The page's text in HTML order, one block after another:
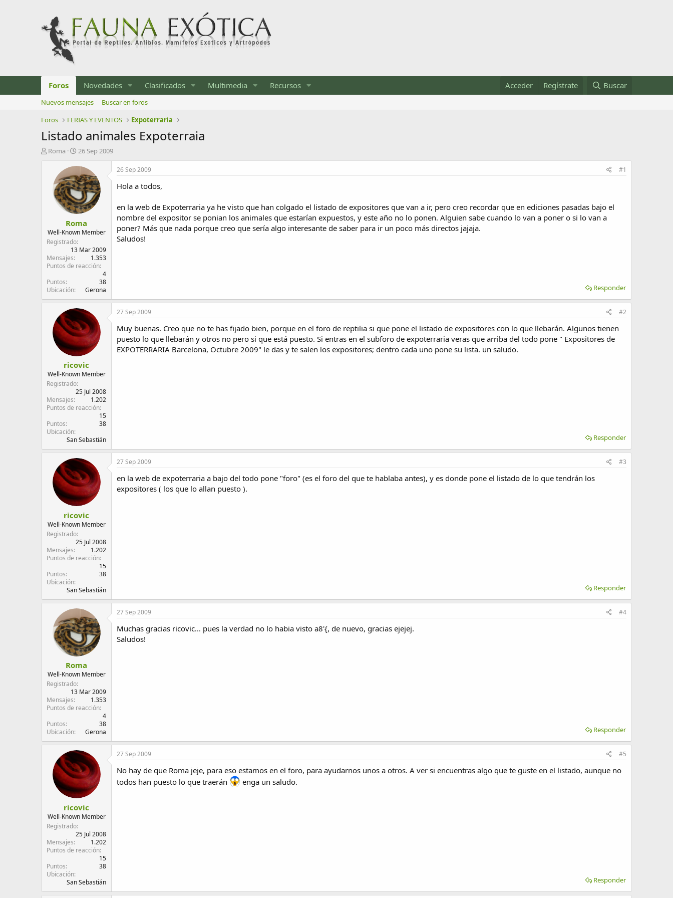
Foros Novedades Clasificados Multimedia Recursos Acceder Regístrate Buscar
Nuevos mensajes
Buscar en foros
Foros
FERIAS Y EVENTOS Expoterraria
Listado animales Expoterraia
I
d
e
t
e
a
Roma
F
c
h
a
d
e
i
n
i
c
26 Sep 2009
Roma
Well-Known Member
Registrado
13 Mar 2009
Mensajes
1.353
Puntos de reacción
4
Puntos
38
Ubicación
Gerona
26 Sep 2009 #1
Hola a todos,
en la web de Expoterraria ya he visto que han colgado el listado de expositores que van a ir, pero creo recordar que en ediciones pasadas bajo el
nombre del expositor se ponian los animales que estarían expuestos, y este año no lo ponen. Alguien sabe cuando lo van a poner o si lo van a
poner? Más que nada porque creo que sería algo interesante de saber para ir un poco más directos jajaja.
Saludos!
Responder
ricovic
Well-Known Member
Registrado
25 Jul 2008
Mensajes
1.202
Puntos de reacción
15
Puntos
38
Ubicación
San Sebastián
27 Sep 2009 #2
Muy buenas. Creo que no te has fijado bien, porque en el foro de reptilia si que pone el listado de expositores con lo que llebarán. Algunos tienen
puesto lo que llebarán y otros no pero si que está puesto. Si entras en el subforo de expoterraria veras que arriba del todo pone " Expositores de
EXPOTERRARIA Barcelona, Octubre 2009" le das y te salen los expositores; dentro cada uno pone su lista. un saludo.
Responder
ricovic
Well-Known Member
Registrado
25 Jul 2008
Mensajes
1.202
Puntos de reacción
15
Puntos
38
Ubicación
San Sebastián
27 Sep 2009 #3
en la web de expoterraria a bajo del todo pone "foro" (es el foro del que te hablaba antes), y es donde pone el listado de lo que tendrán los
expositores ( los que lo allan puesto ).
Responder
Roma
Well-Known Member
Registrado
13 Mar 2009
Mensajes
1.353
Puntos de reacción
4
Puntos
38
Ubicación
Gerona
27 Sep 2009 #4
Muchas gracias ricovic... pues la verdad no lo habia visto a8'{, de nuevo, gracias ejejej.
Saludos!
Responder
ricovic
Well-Known Member
Registrado
25 Jul 2008
Mensajes
1.202
Puntos de reacción
15
Puntos
38
Ubicación
San Sebastián
27 Sep 2009 #5
No hay de que Roma jeje, para eso estamos en el foro, para ayudarnos unos a otros. A ver si encuentras algo que te guste en el listado, aunque no
todos han puesto lo que traerán
enga un saludo.
Responder